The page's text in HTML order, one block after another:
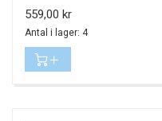
Pris
559,00 kr
Antal i lager: 4